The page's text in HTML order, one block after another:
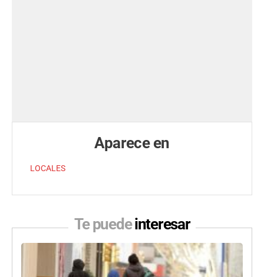
Aparece en
LOCALES
Te puedeinteresar